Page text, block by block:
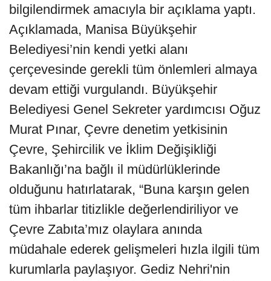
bilgilendirmek amacıyla bir açıklama yaptı.
Açıklamada, Manisa Büyükşehir
Belediyesi’nin kendi yetki alanı
çerçevesinde gerekli tüm önlemleri almaya
devam ettiği vurgulandı. Büyükşehir
Belediyesi Genel Sekreter yardımcısı Oğuz
Murat Pınar, Çevre denetim yetkisinin
Çevre, Şehircilik ve İklim Değişikliği
Bakanlığı’na bağlı il müdürlüklerinde
olduğunu hatırlatarak, “Buna karşın gelen
tüm ihbarlar titizlikle değerlendiriliyor ve
Çevre Zabıta’mız olaylara anında
müdahale ederek gelişmeleri hızla ilgili tüm
kurumlarla paylaşıyor. Gediz Nehri'nin